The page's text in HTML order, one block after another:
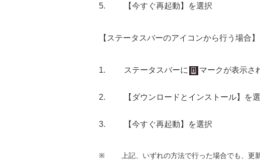
【今すぐ再起動】を選択
【ステータスバーのアイコンから行う場合】
ステータスバーに マークが表示さ
【ダウンロードとインストール】を
【今すぐ再起動】を選択
※ 上記、いずれの方法で行った場合でも、更